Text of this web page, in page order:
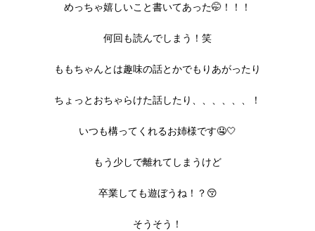
めっちゃ嬉しいこと書いてあった🤭！！！
何回も読んでしまう！笑
ももちゃんとは趣味の話とかでもりあがったり
ちょっとおちゃらけた話したり、、、、、、！
いつも構ってくれるお姉様です🤤🤍
もう少しで離れてしまうけど
卒業しても遊ぼうね！？😚
そうそう！